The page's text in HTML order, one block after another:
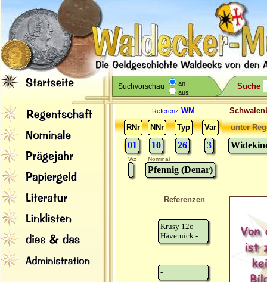
Suchvorschau
an
aus
Suche
Referenz WM
RNr
NNr Typ Var
01 10 26 3
unter
Wz Nominal
Pfennig (Denar)
Referenzen
Krusy 12c
Hävernick -
-